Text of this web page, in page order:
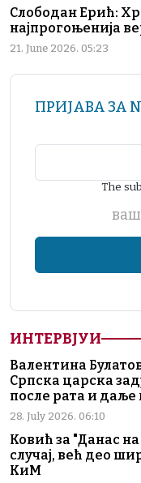
Слободан Ерић:
најпрогоњенија
21. June 2026. 05:23
ПРИЈАВА ЗА
The
ИНТЕРВЈУИ
Валентина
Српска царска
после рата и даље
28. July 2026. 06:10
Ковић за "Данас
случај, већ део
КиМ